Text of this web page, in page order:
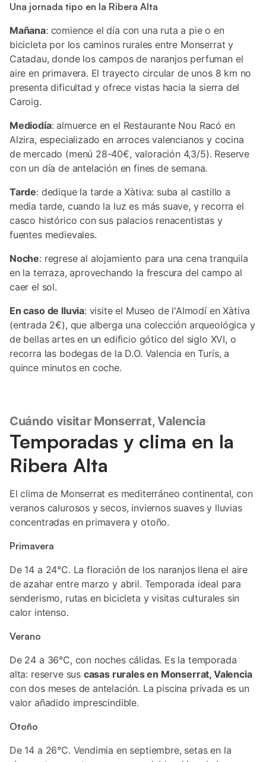
Una jornada tipo en la Ribera Alta
Mañana: comience el día con una ruta a pie o en
bicicleta por los caminos rurales entre Monserrat y
Catadau, donde los campos de naranjos perfuman el
aire en primavera. El trayecto circular de unos 8 km no
presenta dificultad y ofrece vistas hacia la sierra del
Caroig.
Mediodía: almuerce en el Restaurante Nou Racó en
Alzira, especializado en arroces valencianos y cocina
de mercado (menú 28-40€, valoración 4,3/5). Reserve
con un día de antelación en fines de semana.
Tarde: dedique la tarde a Xàtiva: suba al castillo a
media tarde, cuando la luz es más suave, y recorra el
casco histórico con sus palacios renacentistas y
fuentes medievales.
Noche: regrese al alojamiento para una cena tranquila
en la terraza, aprovechando la frescura del campo al
caer el sol.
En caso de lluvia: visite el Museo de l'Almodí en Xàtiva
(entrada 2€), que alberga una colección arqueológica y
de bellas artes en un edificio gótico del siglo XVI, o
recorra las bodegas de la D.O. Valencia en Turís, a
quince minutos en coche.
Cuándo visitar Monserrat, Valencia
Temporadas y clima en la
Ribera Alta
El clima de Monserrat es mediterráneo continental, con
veranos calurosos y secos, inviernos suaves y lluvias
concentradas en primavera y otoño.
Primavera
De 14 a 24°C. La floración de los naranjos llena el aire
de azahar entre marzo y abril. Temporada ideal para
senderismo, rutas en bicicleta y visitas culturales sin
calor intenso.
Verano
De 24 a 36°C, con noches cálidas. Es la temporada
alta: reserve sus casas rurales en Monserrat, Valencia
con dos meses de antelación. La piscina privada es un
valor añadido imprescindible.
Otoño
De 14 a 26°C. Vendimia en septiembre, setas en la